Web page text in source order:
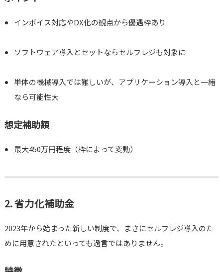
インボイス対応やDX化の観点から優遇枠あり
ソフトウェア導入とセットならセルフレジも対象に
単体の機械導入では難しいが、アプリケーション導入と一緒
なら可能性大
想定補助額
最大450万円程度（枠によって変動）
2. 省力化補助金
2023年から始まった新しい制度で、まさにセルフレジ導入のた
めに用意されたといっても過言ではありません。